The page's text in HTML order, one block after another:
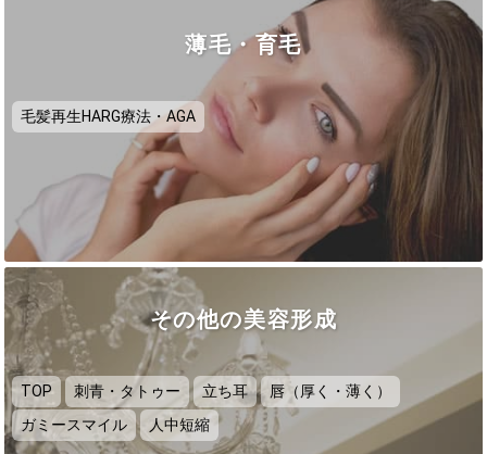
薄毛・育毛
毛髪再生HARG療法・AGA
その他の美容形成
TOP 刺青・タトゥー 立ち耳
唇（厚く・薄く）
ガミースマイル
人中短縮